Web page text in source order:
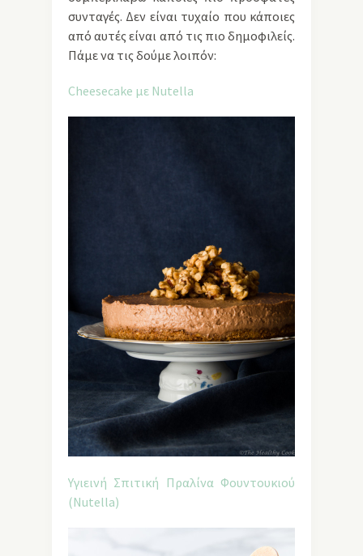
συνταγές. Δεν είναι τυχαίο που κάποιες
από αυτές είναι από τις πιο δημοφιλείς.
Πάμε να τις δούμε λοιπόν:
Cheesecake με Nutella
Υγιεινή Σπιτική Πραλίνα Φουντουκιού
(Nutella)